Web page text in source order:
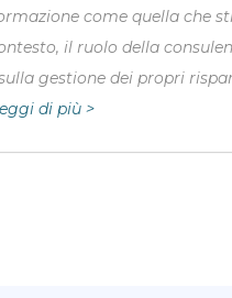
presente e progettare il
nelle sue